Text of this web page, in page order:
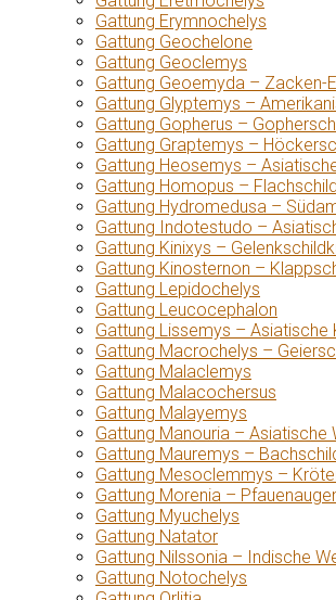
Gattung Erymnochelys
Gattung Geochelone
Gattung Geoclemys
Gattung Geoemyda – Zacken-
Gattung Glyptemys –
Gattung Gopherus –
Gattung Graptemys –
Gattung Heosemys –
Gattung Homopus –
Gattung Hydromedusa –
Gattung Indotestudo –
Gattung Kinixys –
Gattung Kinosternon –
Gattung Lepidochelys
Gattung Leucocephalon
Gattung Lissemys –
Gattung Macrochelys –
Gattung Malaclemys
Gattung Malacochersus
Gattung Malayemys
Gattung Manouria – Asiatische
Gattung Mauremys –
Gattung Mesoclemmys –
Gattung Morenia –
Gattung Myuchelys
Gattung Natator
Gattung Nilssonia – Indische
Gattung Notochelys